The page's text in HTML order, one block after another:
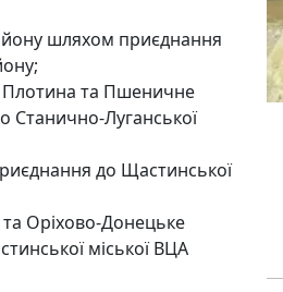
шляхом приєднання
Плотина та Пшеничне
Станично-Луганської
до Щастинської
та Оріхово-Донецьке
міської ВЦА